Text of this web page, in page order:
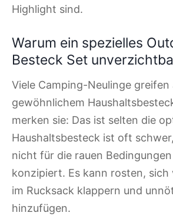
Highlight sind.
Warum ein spezielles
Besteck Set
Viele Camping-Neulinge greifen
gewöhnlichem
merken sie: Das ist selten die
Haushaltsbesteck ist oft
nicht für die rauen
konzipiert. Es kann rosten, sich
im Rucksack klappern und
hinzufügen.